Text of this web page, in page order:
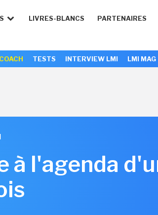
LIVRES-BLANCS PARTENAIRES
TESTS INTERVIEW LMI LMI MAG
à l'agenda